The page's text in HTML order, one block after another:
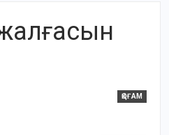
ҚОҒАМ